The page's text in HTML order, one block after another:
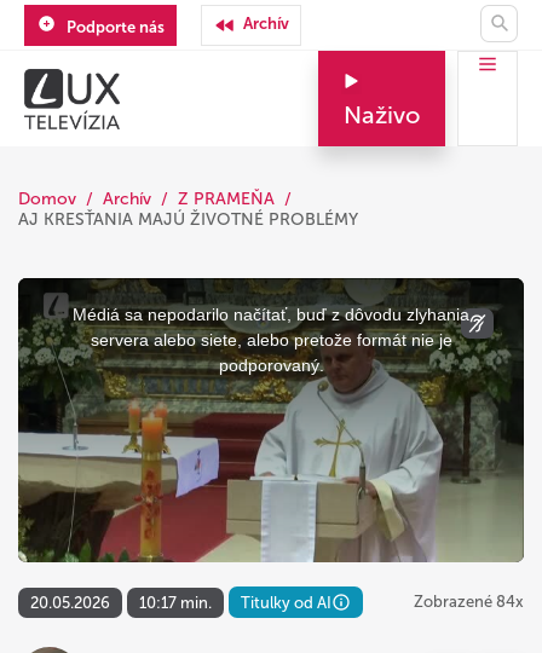
Podporte nás Archív
Naživo
Domov Archív
Z PRAMEŇA
AJ KRESŤANIA MAJÚ ŽIVOTNÉ PROBLÉMY
This
modal
window.
Médiá sa nepodarilo načítať, buď z dôvodu zlyhania
servera alebo siete, alebo pretože formát nie je
podporovaný.
20.05.2026 10:17 min. Titulky od AI Zobrazené 84x